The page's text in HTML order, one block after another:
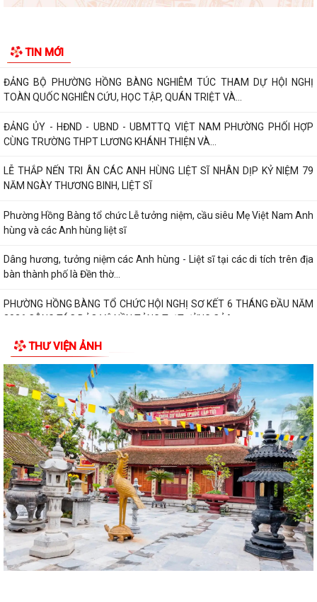
TIN MỚI
cơ sở kinh doanh dịch vụ ăn uống,...
KẾT CÔNG TÁC HỘI 6 THÁNG ĐẦU NĂM 2026
ĐẢNG BỘ PHƯỜNG HỒNG BÀNG NGHIÊM TÚC THAM DỰ HỘI NGHỊ
TOÀN QUỐC NGHIÊN CỨU, HỌC TẬP, QUÁN TRIỆT VÀ...
ĐẢNG ỦY - HĐND - UBND - UBMTTQ VIỆT NAM PHƯỜNG PHỐI HỢP
CÙNG TRƯỜNG THPT LƯƠNG KHÁNH THIỆN VÀ...
LỄ THẮP NẾN TRI ÂN CÁC ANH HÙNG LIỆT SĨ NHÂN DỊP KỶ NIỆM 79
NĂM NGÀY THƯƠNG BINH, LIỆT SĨ
Phường Hồng Bàng tổ chức Lễ tưởng niệm, cầu siêu Mẹ Việt Nam Anh
hùng và các Anh hùng liệt sĩ
Dâng hương, tưởng niệm các Anh hùng - Liệt sĩ tại các di tích trên địa
bàn thành phố là Đền thờ...
PHƯỜNG HỒNG BÀNG TỔ CHỨC HỘI NGHỊ SƠ KẾT 6 THÁNG ĐẦU NĂM
2026 CÔNG TÁC BẢO VỆ NỀN TẢNG TƯ TƯỞNG CỦA...
Hội Cựu CAND phường Hồng Bàng đi thăm, tặng quà các gia đình
thương binh, thân nhân liệt sỹ CAND
Phường Hồng Bàng phát huy vai trò, nâng cao hiệu lực, hiệu quả hoạt
động của bộ máy chính quyền cơ...
TUỔI TRẺ PHƯỜNG HỒNG BÀNG TỔ CHỨC CHƯƠNG TRÌNH NÓI
CHUYỆN TRUYỀN THỐNG NHÂN KỶ NIỆM 79 NĂM NGÀY...
Đồng chí Nguyễn Văn Tuấn, Bí thư Đảng ủy phường Hồng Bàng được
Chủ tịch UBND thành phố tặng Bằng...
Đoàn lãnh đạo Đảng uỷ - HĐND - UBND - UBMTQ Việt Nam phường
Hồng Bàng thăm và tặng quà các gia đình...
PHƯỜNG HỒNG BÀNG PHỐI HỢP VỚI CÁC ĐƠN VỊ, DOANH NGHIỆP VÀ
THƯ VIỆN ẢNH